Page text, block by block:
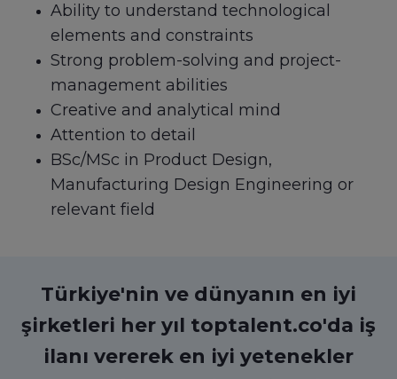
Ability to understand technological
elements and constraints
Strong problem-solving and project-
management abilities
Creative and analytical mind
Attention to detail
BSc/MSc in Product Design,
Manufacturing Design Engineering or
relevant field
Türkiye'nin ve dünyanın en iyi
şirketleri her yıl toptalent.co'da iş
ilanı vererek en iyi yetenekler